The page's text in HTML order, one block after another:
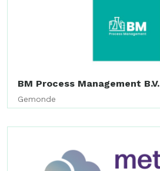
BM Process Management B.V.
Gemonde